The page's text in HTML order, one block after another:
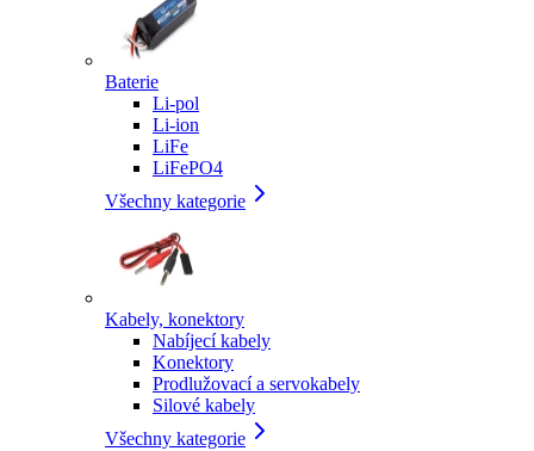
Baterie
Li-pol
Li-ion
LiFe
LiFePO4
Všechny kategorie
Kabely, konektory
Nabíjecí kabely
Konektory
Prodlužovací a servokabely
Silové kabely
Všechny kategorie